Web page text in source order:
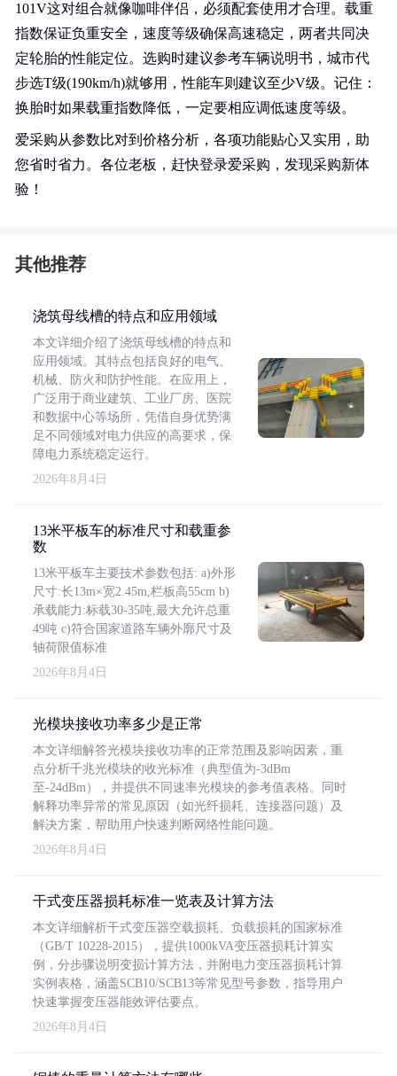
101V这对组合就像咖啡伴侣，必须配套使用才合理。载重
指数保证负重安全，速度等级确保高速稳定，两者共同决
定轮胎的性能定位。选购时建议参考车辆说明书，城市代
步选T级(190km/h)就够用，性能车则建议至少V级。记住：
换胎时如果载重指数降低，一定要相应调低速度等级。
爱采购从参数比对到价格分析，各项功能贴心又实用，助
您省时省力。各位老板，赶快登录爱采购，发现采购新体
验！
其他推荐
浇筑母线槽的特点和应用领域
本文详细介绍了浇筑母线槽的特点和
应用领域。其特点包括良好的电气、
机械、防火和防护性能。在应用上，
广泛用于商业建筑、工业厂房、医院
和数据中心等场所，凭借自身优势满
足不同领域对电力供应的高要求，保
障电力系统稳定运行。
2026年8月4日
13米平板车的标准尺寸和载重参
数
13米平板车主要技术参数包括: a)外形
尺寸:长13m×宽2.45m,栏板高55cm b)
承载能力:标载30-35吨,最大允许总重
49吨 c)符合国家道路车辆外廓尺寸及
轴荷限值标准
2026年8月4日
光模块接收功率多少是正常
本文详细解答光模块接收功率的正常范围及影响因素，重
点分析千兆光模块的收光标准（典型值为-3dBm
至-24dBm），并提供不同速率光模块的参考值表格。同时
解释功率异常的常见原因（如光纤损耗、连接器问题）及
解决方案，帮助用户快速判断网络性能问题。
2026年8月4日
干式变压器损耗标准一览表及计算方法
本文详细解析干式变压器空载损耗、负载损耗的国家标准
（GB/T 10228-2015），提供1000kVA变压器损耗计算实
例，分步骤说明变损计算方法，并附电力变压器损耗计算
实例表格，涵盖SCB10/SCB13等常见型号参数，指导用户
快速掌握变压器能效评估要点。
2026年8月4日